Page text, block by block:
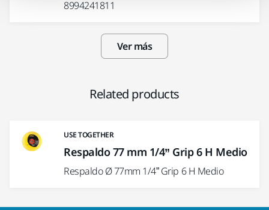
8994241811
Ver más
Related products
USE TOGETHER
Respaldo 77 mm 1/4” Grip 6 H Medio
Respaldo Ø 77mm 1/4” Grip 6 H Medio